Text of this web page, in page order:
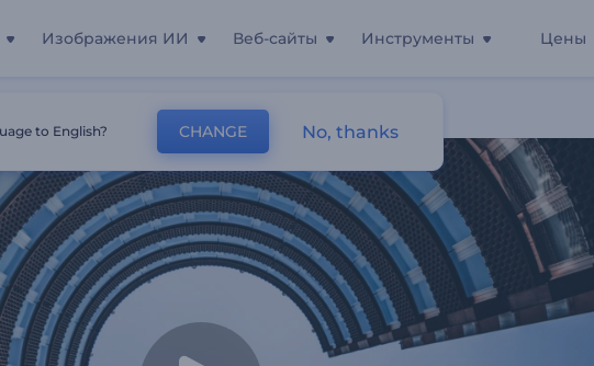
Изображения ИИ Веб-сайты Инструменты Цены
Минималистичное Слайд-Шоу
to English? CHANGE No, thanks